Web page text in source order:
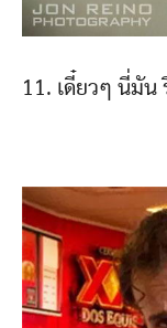
11. เดี๋ยวๆ นี่มัน